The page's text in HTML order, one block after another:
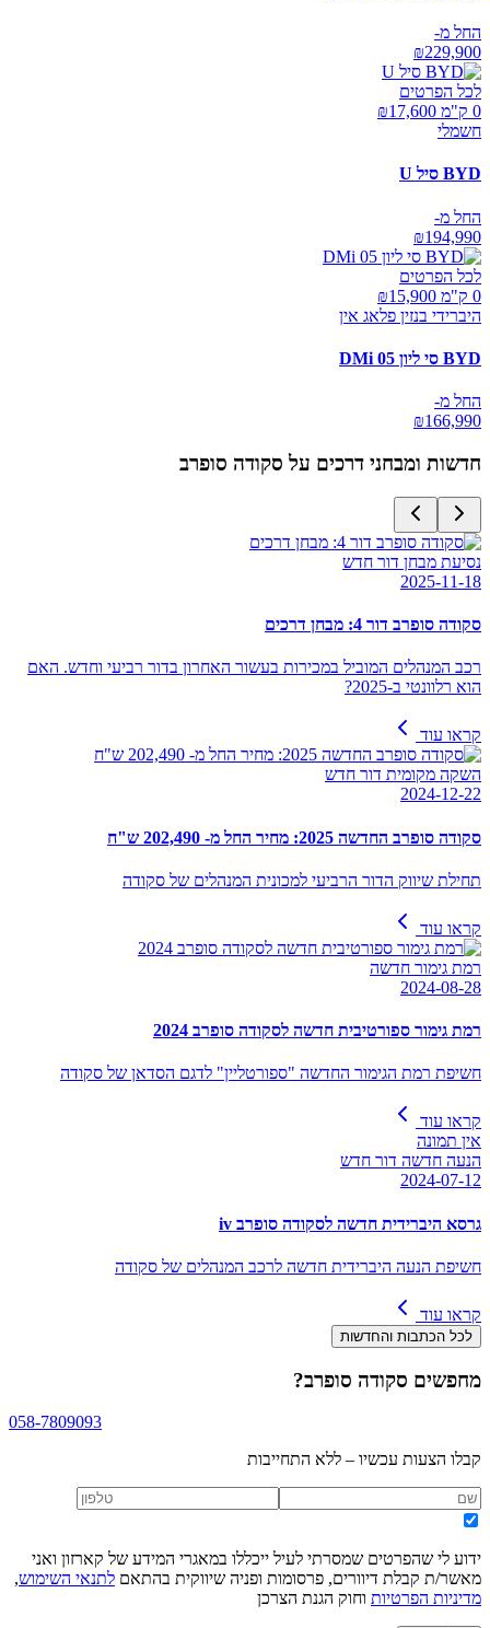
החל מ-
₪229,900
לכל הפרטים
0 ק"מ ₪
17,600
חשמלי
BYD סיל U
החל מ-
₪194,990
לכל הפרטים
0 ק"מ ₪
15,900
היברידי בנזין פלאג אין
BYD סי ליון 05 DMi
החל מ-
₪166,990
חדשות ומבחני דרכים על סקודה סופרב
נסיעת מבחן דור חדש
2025-11-18
סקודה סופרב דור 4: מבחן דרכים
רכב המנהלים המוביל במכירות בעשור האחרון בדור רביעי וחדש. האם
הוא רלוונטי ב-2025?
קראו עוד
השקה מקומית דור חדש
2024-12-22
סקודה סופרב החדשה 2025: מחיר החל מ- 202,490 ש"ח
תחילת שיווק הדור הרביעי למכונית המנהלים של סקודה
קראו עוד
רמת גימור חדשה
2024-08-28
רמת גימור ספורטיבית חדשה לסקודה סופרב 2024
חשיפת רמת הגימור החדשה "ספורטליין" לדגם הסדאן של סקודה
קראו עוד
אין תמונה
הנעה חדשה דור חדש
2024-07-12
גרסא היברידית חדשה לסקודה סופרב iv
חשיפת הנעה היברידית חדשה לרכב המנהלים של סקודה
קראו עוד
לכל הכתבות והחדשות
מחפשים סקודה סופרב?
058-7809093
קבלו הצעות עכשיו – ללא התחייבות
ידוע לי שהפרטים שמסרתי לעיל ייכללו במאגרי המידע של קארזון ואני
מאשר/ת קבלת דיוורים, פרסומות ופניה שיווקית בהתאם לתנאי השימוש,
מדיניות הפרטיות וחוק הגנת הצרכן